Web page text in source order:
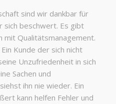
sind wir dankbar für
sich beschwert. Es gibt
mit Qualitätsmanagement.
Kunde der sich nicht
Unzufriedenheit in sich
Sachen und
ihn nie wieder. Ein
kann helfen Fehler und